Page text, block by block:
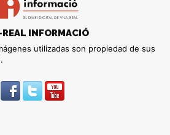
INFORMACIÓ
utilizadas son propiedad de sus